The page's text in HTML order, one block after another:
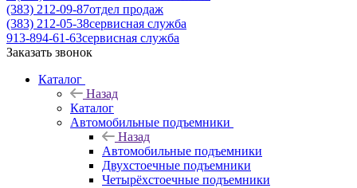
(383) 212-09-87отдел продаж
(383) 212-05-38сервисная служба
913-894-61-63сервисная служба
Заказать звонок
Каталог
Назад
Каталог
Автомобильные подъемники
Назад
Автомобильные подъемники
Двухстоечные подъемники
Четырёхстоечные подъемники